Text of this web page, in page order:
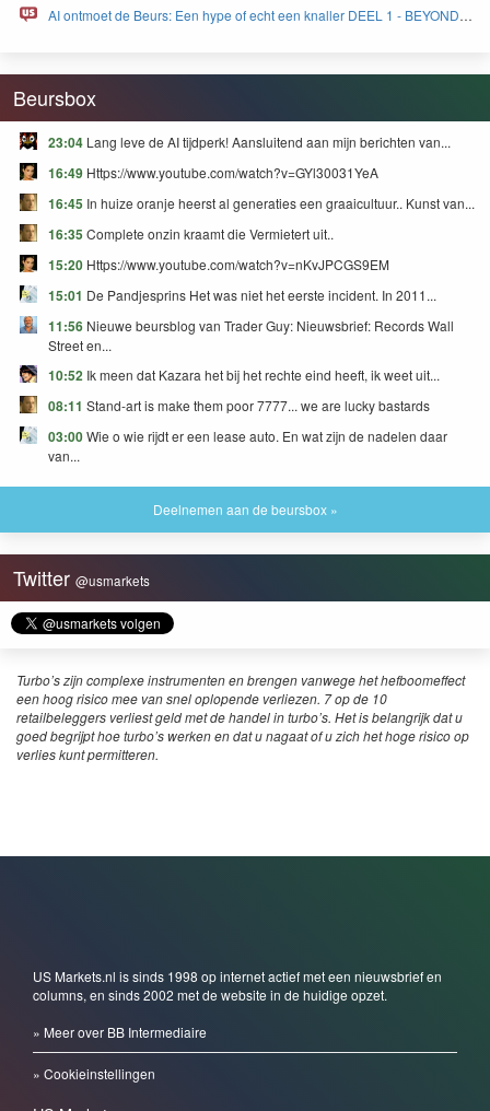
AI ontmoet de Beurs: Een hype of echt een knaller DEEL 1 - BEYOND
Beursbox
23:04 Lang leve de AI tijdperk! Aansluitend aan mijn berichten van...
16:49 Https://www.youtube.com/watch?v=GYl30031YeA
16:45 In huize oranje heerst al generaties een graaicultuur.. Kunst van...
16:35 Complete onzin kraamt die Vermietert uit..
15:20 Https://www.youtube.com/watch?v=nKvJPCGS9EM
15:01 De Pandjesprins Het was niet het eerste incident. In 2011...
11:56 Nieuwe beursblog van Trader Guy: Nieuwsbrief: Records Wall
Street en...
10:52 Ik meen dat Kazara het bij het rechte eind heeft, ik weet uit...
08:11 Stand-art is make them poor 7777... we are lucky bastards
03:00Wie o wie rijdt er een lease auto. En wat zijn de nadelen daar
van...
Deelnemen aan de beursbox »
Twitter @usmarkets
Turbo’s zijn complexe instrumenten en brengen vanwege het hefboomeffect
een hoog risico mee van snel oplopende verliezen. 7 op de 10
retailbeleggers verliest geld met de handel in turbo’s. Het is belangrijk dat u
goed begrijpt hoe turbo’s werken en dat u nagaat of u zich het hoge risico op
verlies kunt permitteren.
US Markets.nl is sinds 1998 op internet actief met een nieuwsbrief en
columns, en sinds 2002 met de website in de huidige opzet.
» Meer over BB Intermediaire
» Cookieinstellingen